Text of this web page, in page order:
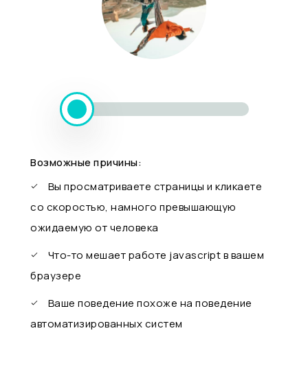
Возможные причины:
Вы просматриваете страницы и кликаете
со скоростью, намного превышающую
ожидаемую от человека
Что-то мешает работе javascript в вашем
браузере
Ваше поведение похоже на поведение
автоматизированных систем